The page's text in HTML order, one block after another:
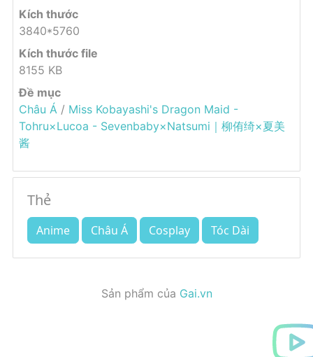
Kích thước
3840*5760
Kích thước file
8155 KB
Đề mục
Châu Á / Miss Kobayashi's Dragon Maid -
Tohru×Lucoa - Sevenbaby×Natsumi｜柳侑绮×夏美
酱
Thẻ
Anime Châu Á Cosplay Tóc Dài
Sản phẩm của Gai.vn